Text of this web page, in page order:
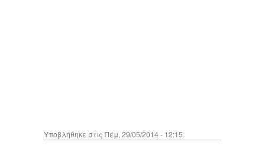
Υποβλήθηκε στις Πέμ, 29/05/2014 - 12:15.